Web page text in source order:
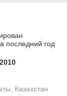
последний год
Казахстан